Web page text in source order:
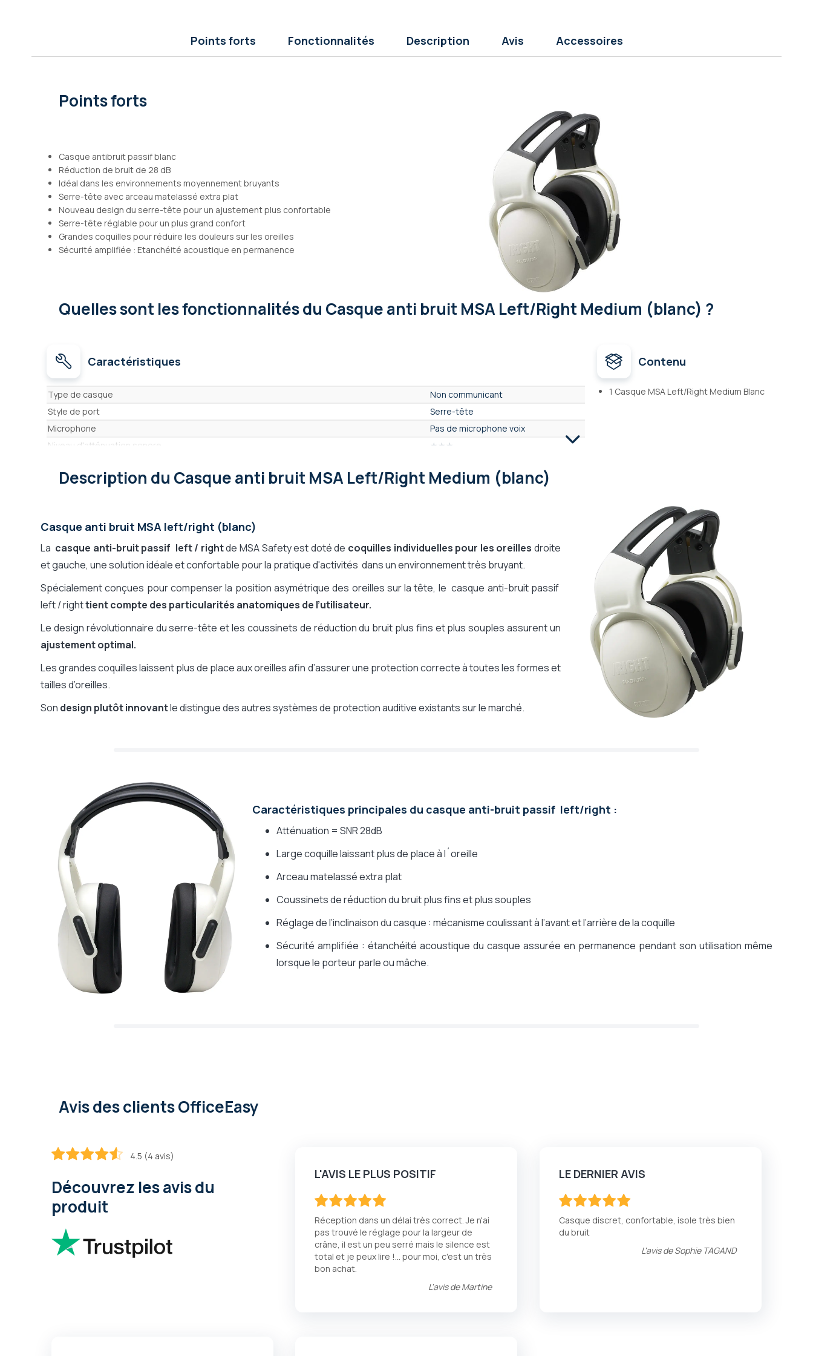
Points forts Fonctionnalités Description Avis Accessoires
Points forts
Casque antibruit passif blanc
Réduction de bruit de 28 dB
Idéal dans les environnements moyennement bruyants
Serre-tête avec arceau matelassé extra plat
Nouveau design du serre-tête pour un ajustement plus confortable
Serre-tête réglable pour un plus grand confort
Grandes coquilles pour réduire les douleurs sur les oreilles
Sécurité amplifiée : Etanchéité acoustique en permanence
Quelles sont les fonctionnalitésdu Casque anti bruit MSA Left/Right Medium (blanc) ?
Caractéristiques
Caractéristiques
Type de casque
Non communicant
Style de port
Serre-tête
Microphone
Pas de microphone voix
Niveau d'atténuation sonore
★★★
Bluetooth
Non
Intercom intégré
Connectique pour GSM / Talkie
Non
Certificat ATEX
Non
Perche micro
Radio FM intégré
Réduction du bruit - SNR
Garantie constructeur
1 an
Casque pliant, rangement facile
Contenu
1 Casque MSA Left/Right Medium Blanc
Description du Casque anti bruit MSA Left/Right Medium (blanc)
Casque anti bruit MSA left/right (blanc)
La casque anti-bruit passif left / rightde MSA Safety est doté de coquilles individuelles pour les oreilles droite
et gauche, une solution idéale et confortable pour la pratique d'activités dans un environnement très bruyant.
Spécialement conçues pour compenser la position asymétrique des oreilles sur la tête, le casque anti-bruit passif
left / righttient compte des particularités anatomiques de l’utilisateur.
Le design révolutionnaire du serre-tête et les coussinets de réduction du bruit plus fins et plus souples assurent un
ajustement optimal.
Les grandes coquilles laissent plus de place aux oreilles afin d’assurer une protection correcte à toutes les formes et
tailles d’oreilles.
Son design plutôt innovantle distingue des autres systèmes de protection auditive existants sur le marché.
Caractéristiques principales du casque anti-bruit passif left/right :
Atténuation = SNR 28dB
Large coquille laissant plus de place à l´oreille
Arceau matelassé extra plat
Coussinets de réduction du bruit plus fins et plus souples
Réglage de l’inclinaison du casque : mécanisme coulissant à l’avant et l’arrière de la coquille
Sécurité amplifiée : étanchéité acoustique du casque assurée en permanence pendant son utilisation même
lorsque le porteur parle ou mâche.
Avis des clients OfficeEasy
4.5 (4 avis)
Découvrez les avis du
produit
L'AVIS LE PLUS POSITIF
Réception dans un délai très correct. Je n'ai
pas trouvé le réglage pour la largeur de
crâne, il est un peu serré mais le silence est
total et je peux lire !... pour moi, c'est un très
bon achat.
L'avis deMartine
LE DERNIER AVIS
Casque discret, confortable, isole très bien
du bruit
L'avis deSophie TAGAND